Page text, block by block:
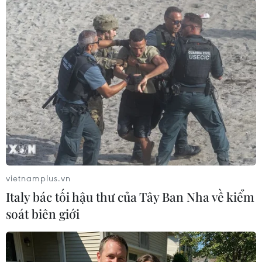
Năm 2015, liên minh các quốc gia Arab do
Saudi Arabia đứng đầu can thiệp vào Yemen để
hỗ trợ chính quyền Tổng thống Hadi khôi phục
quyền lực. Hiện Houthi vẫn kiểm soát phần lớn
lãnh thổ Yemen.
Bất ổn an ninh và kinh tế đã đẩy hơn 60% trong
số 33 triệu người dân Yemen rơi xuống dưới
mức nghèo khổ.
Cuộc sống tại đây vẫn hết sức khó khăn mặc dù
đã có lệnh ngừng bắn do Liên hợp quốc làm
trung gian từ tháng 4/2022./.
Cảnh báo tình trạng khẩn
cấp về giáo dục tại Yemen
vietnamplus.vn
Italy bác tối hậu thư của Tây Ban Nha về kiểm
soát biên giới